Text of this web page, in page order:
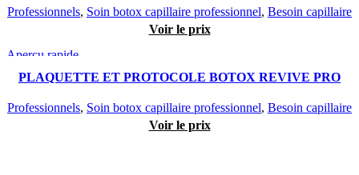
Professionnels, Soin botox capillaire professionnel, Besoin capillaire
Voir le prix
Aperçu rapide
PLAQUETTE ET PROTOCOLE BOTOX REVIVE PRO
Professionnels, Soin botox capillaire professionnel, Besoin capillaire
Voir le prix